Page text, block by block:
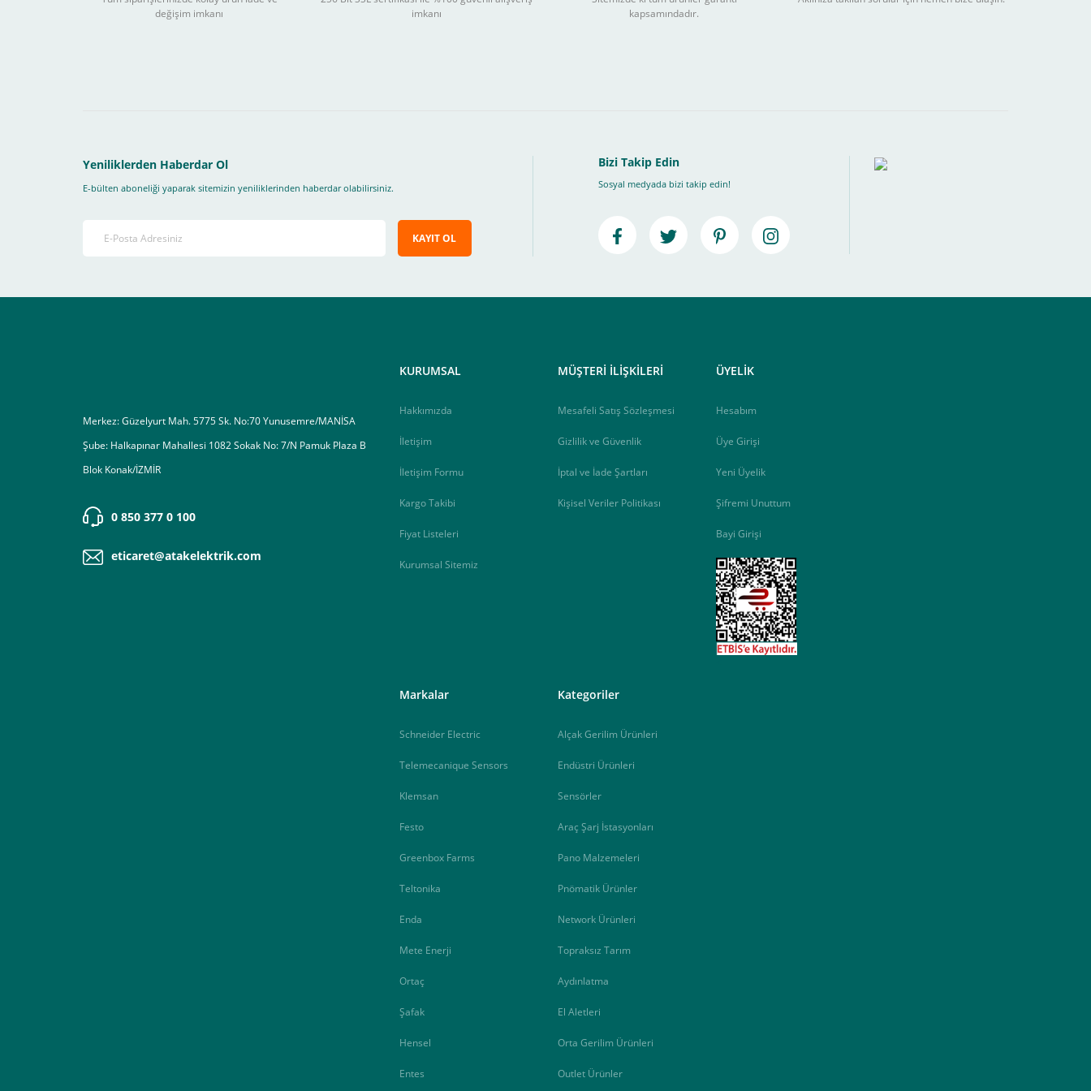
Sitemizden yapacağınız tüm alışverişlerde aşağıdaki adımları takip ederek peşin fiyatına 3 Taksit seçenekleri bankaya göre değişebilir
4-Son olarak siparişi vermiş olduğunuz e-posta adresinize ileteceğimiz link üzerinden tıklayarak 3D Secure güvenli ödeme ile ödemenizi tamamlayabilirsiniz ,
değişim imkanı
imkanı
kapsamındadır.
Yeniliklerden Haberdar Ol
E-bülten aboneliği yaparak sitemizin yeniliklerinden haberdar olabilirsiniz.
KAYIT OL
Bizi Takip Edin
Sosyal medyada bizi takip edin!
Merkez: Güzelyurt Mah. 5775 Sk. No:70 Yunusemre/MANİSA
Şube: Halkapınar Mahallesi 1082 Sokak No: 7/N Pamuk Plaza B
Blok Konak/İZMİR
0 850 377 0 100
eticaret@atakelektrik.com
KURUMSAL
Hakkımızda
İletişim
İletişim Formu
Kargo Takibi
Fiyat Listeleri
Kurumsal Sitemiz
MÜŞTERİ İLİŞKİLERİ
Mesafeli Satış Sözleşmesi
Gizlilik ve Güvenlik
İptal ve İade Şartları
Kişisel Veriler Politikası
ÜYELİK
Hesabım
Üye Girişi
Yeni Üyelik
Şifremi Unuttum
Bayi Girişi
Markalar
Schneider Electric
Telemecanique Sensors
Klemsan
Festo
Greenbox Farms
Teltonika
Enda
Mete Enerji
Ortaç
Şafak
Hensel
Entes
Kategoriler
Alçak Gerilim Ürünleri
Endüstri Ürünleri
Sensörler
Araç Şarj İstasyonları
Pano Malzemeleri
Pnömatik Ürünler
Network Ürünleri
Topraksız Tarım
Aydınlatma
El Aletleri
Orta Gerilim Ürünleri
Outlet Ürünler